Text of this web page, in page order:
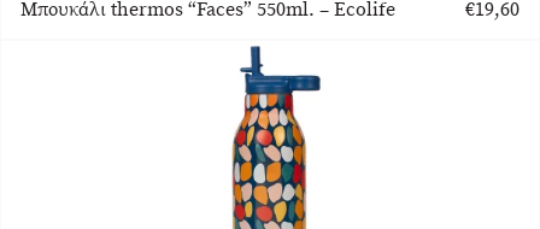
Μπουκάλι thermos “Faces” 550ml. – Ecolife €19,60